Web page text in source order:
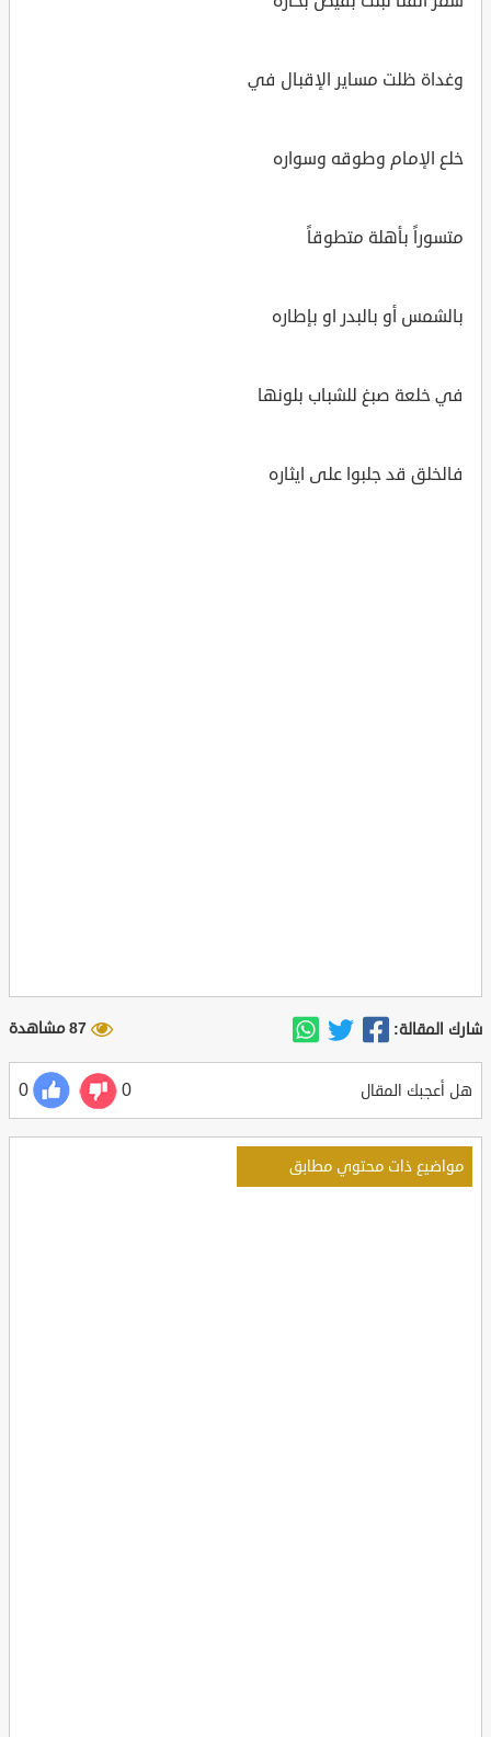
وغداة ظلت مساير الإقبال في
خلع الإمام وطوقه وسواره
متسوراً بأهلة متطوقاً
بالشمس أو بالبدر او بإطاره
في خلعة صبغ للشباب بلونها
فالخلق قد جلبوا على ايثاره
شارك المقالة: 87 مشاهدة
هل أعجبك المقال 0
0
مواضيع ذات محتوي مطابق